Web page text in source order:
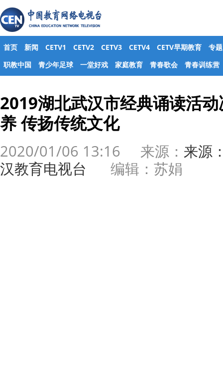
首页 新闻 CETV1 CETV2 CETV3 CETV4 CETV早期教育
专题
职教中国
青少年足球 一堂好戏 家庭教育 青春歌会 青春训练营
2019湖北武汉市经典诵读活
养 传扬传统文化
2020/01/06 13:16 来源： 来源
汉教育电视台 ​ 编辑：苏娟